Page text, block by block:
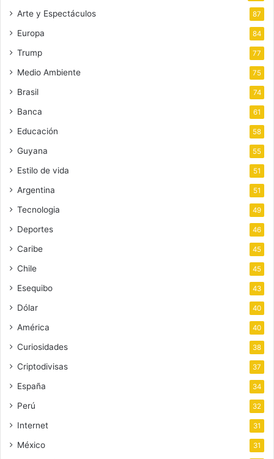
Arte y Espectáculos 87
Europa 84
Trump 77
Medio Ambiente 75
Brasil 74
Banca 61
Educación 58
Guyana 55
Estilo de vida 51
Argentina 51
Tecnologia 49
Deportes 46
Caribe 45
Chile 45
Esequibo 43
Dólar 40
América 40
Curiosidades 38
Criptodivisas 37
España 34
Perú 32
Internet 31
México 31